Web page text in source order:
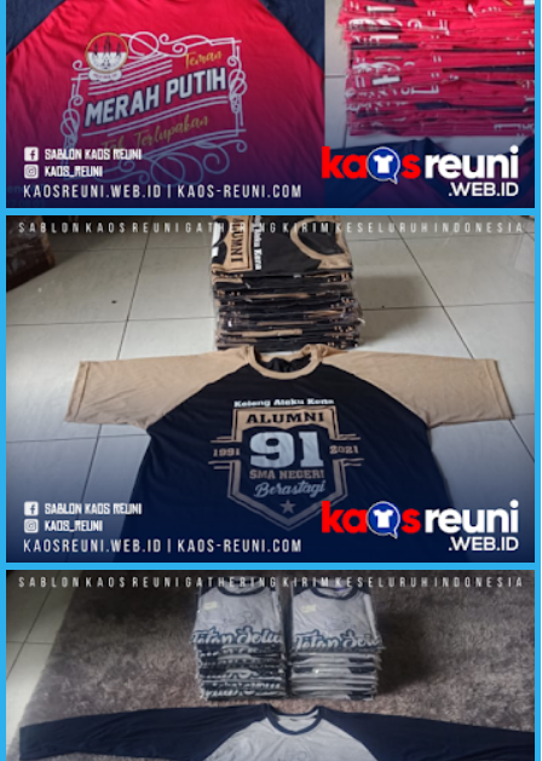
Kaos Reuni Teman Tak Terlupakan Merah Putih
Alumni Kaos Berastagi SMA Negeri Angkatan 91